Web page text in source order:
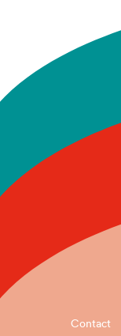
Contact